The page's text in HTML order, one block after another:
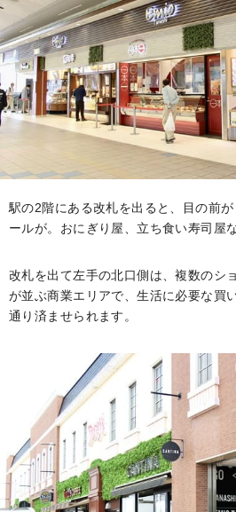
駅の2階にある改札を出ると、目の前が
ールが。おにぎり屋、立ち食い寿司屋
改札を出て左手の北口側は、複数のシ
が並ぶ商業エリアで、生活に必要な買
通り済ませられます。